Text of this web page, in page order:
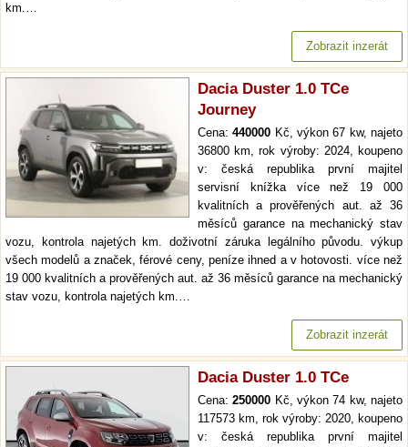
km.…
Zobrazit inzerát
Dacia Duster 1.0 TCe
Journey
Cena:440000 Kč, výkon 67 kw, najeto
36800 km, rok výroby: 2024, koupeno
v: česká republika první majitel
servisní knížka více než 19 000
kvalitních a prověřených aut. až 36
měsíců garance na mechanický stav
vozu, kontrola najetých km. doživotní záruka legálního původu. výkup
všech modelů a značek, férové ceny, peníze ihned a v hotovosti. více než
19 000 kvalitních a prověřených aut. až 36 měsíců garance na mechanický
stav vozu, kontrola najetých km.…
Zobrazit inzerát
Dacia Duster 1.0 TCe
Cena:250000 Kč, výkon 74 kw, najeto
117573 km, rok výroby: 2020, koupeno
v: česká republika první majitel